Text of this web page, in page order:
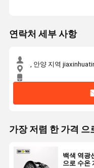
연락처 세부 사항
, 안양 지역
가장 저렴 한 가격 으
백색 역광
으로 수온